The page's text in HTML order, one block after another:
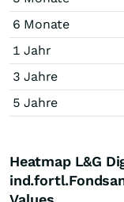
6 Monate
1 Jahr
3 Jahre
5 Jahre
Heatmap L&G